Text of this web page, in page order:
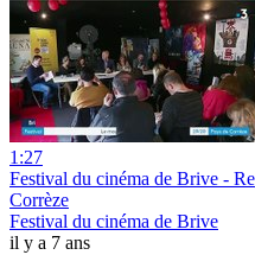
1:27
Festival du cinéma de Brive -
Corrèze
Festival du cinéma de Brive
il y a 7 ans